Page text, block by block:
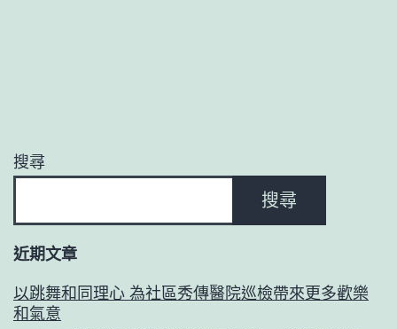
搜尋
搜尋
近期文章
以跳舞和同理心 為社區秀傳醫院巡檢帶來更多歡樂
和氣意